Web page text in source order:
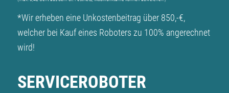
*Wir erheben eine Unkostenbeitrag über 850,-€,
welcher bei Kauf eines Roboters zu 100% angerechnet
wird!
SERVICEROBOTER